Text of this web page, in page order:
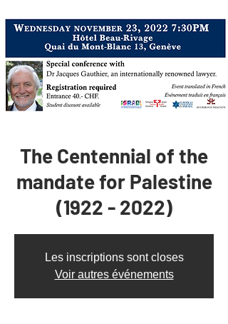
The Centennial of the
mandate for Palestine
(1922 - 2022)
Les inscriptions sont closes
Voir autres événements